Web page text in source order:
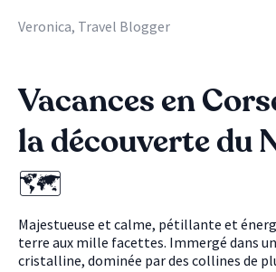
sembler un peu évidente. Et si on vous
y a plus d'expériences à vivre sur une île
le pensez. De nombreuses îles ont la
pouvoir se vanter d'eaux magnifiques et
mais aussi de panoramas de montagne
spectacle unique où mer et montagne
les protagonistes et coexistent, offrant
pour l'aventure ? 🏝
Veronica, Travel Blogger
Vacances en
la découverte du
🗺
Majestueuse et calme, pétillante et
terre aux mille facettes. Immergé dans
cristalline, dominée par des collines de